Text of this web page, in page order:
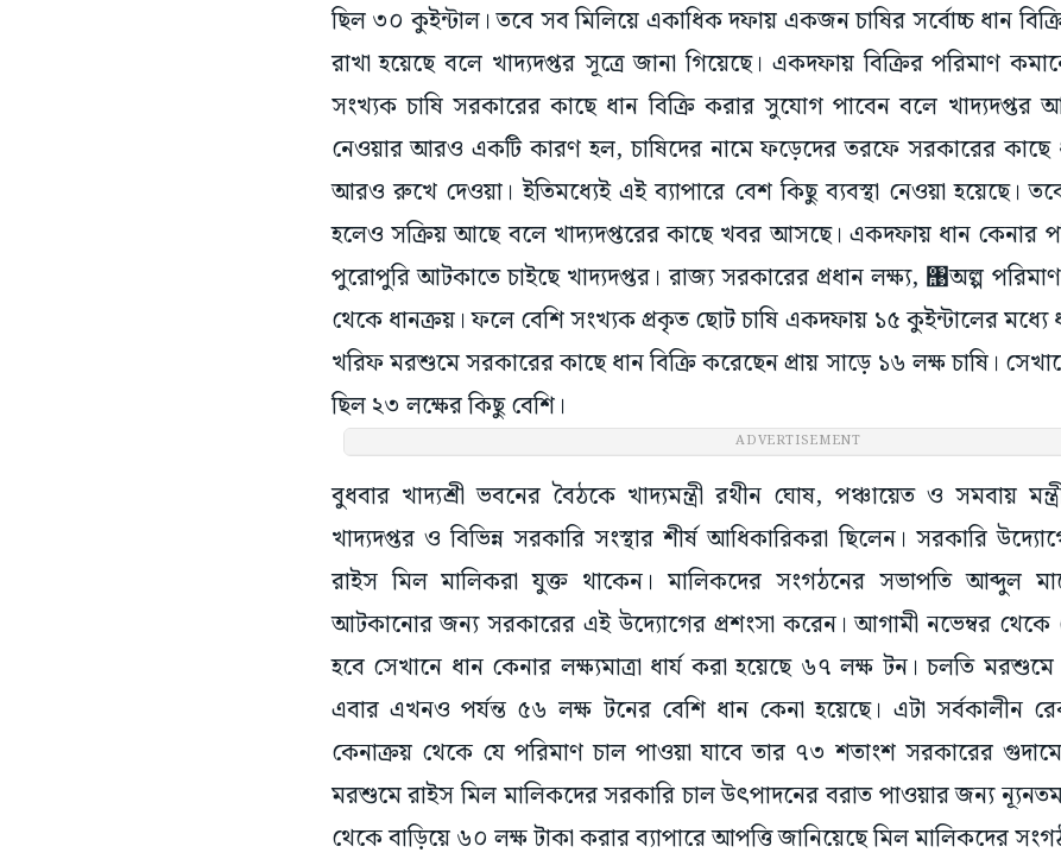
ছিল ৩০ কুইন্টাল। তবে সব মিলিয়ে একাধিক দফায় একজন চাষির সর্বোচ্চ ধান
রাখা হয়েছে বলে খাদ্যদপ্তর সূত্রে জানা গিয়েছে। একদফায় বিক্রির পরিমাণ
সংখ্যক চাষি সরকারের কাছে ধান বিক্রি করার সুযোগ পাবেন বলে খাদ্যদপ্তর
নেওয়ার আরও একটি কারণ হল, চাষিদের নামে ফড়েদের তরফে সরকারের কাছে
আরও রুখে দেওয়া। ইতিমধ্যেই এই ব্যাপারে বেশ কিছু ব্যবস্থা নেওয়া হয়েছে।
হলেও সক্রিয় আছে বলে খাদ্যদপ্তরের কাছে খবর আসছে। একদফায় ধান কেনার
পুরোপুরি আটকাতে চাইছে খাদ্যদপ্তর। রাজ্য সরকারের প্রধান লক্ষ্য‌, ঩অল্প
থেকে ধানক্রয়। ফলে বেশি সংখ্যক প্রকৃত ছোট চাষি একদফায় ১৫ কুইন্টালের
খরিফ মরশুমে সরকারের কাছে ধান বিক্রি করেছেন প্রায় সাড়ে ১৬ লক্ষ চাষি।
ছিল ২৩ লক্ষের কিছু বেশি।
ADVERTISEMENT
বুধবার খাদ্যশ্রী ভবনের বৈঠকে খাদ্যমন্ত্রী রথীন ঘোষ, পঞ্চায়েত ও সমবায়
খাদ্যদপ্তর ও বিভিন্ন সরকারি সংস্থার শীর্ষ আধিকারিকরা ছিলেন। সরকারি
রাইস মিল মালিকরা যুক্ত থাকেন। মালিকদের সংগঠনের সভাপতি আব্দুল
আটকানোর জন্য সরকারের এই উদ্যোগের প্রশংসা করেন। আগামী নভেম্বর
হবে সেখানে ধান কেনার লক্ষ্যমাত্রা ধার্য করা হয়েছে ৬৭ লক্ষ টন। চলতি
এবার এখনও পর্যন্ত ৫৬ লক্ষ টনের বেশি ধান কেনা হয়েছে। এটা সর্বকালীন
কেনাক্রয় থেকে যে পরিমাণ চাল পাওয়া যাবে তার ৭৩ শতাংশ সরকারের
মরশুমে রাইস মিল মালিকদের সরকারি চাল উৎপাদনের বরাত পাওয়ার জন্য ন্যূনতম
থেকে বাড়িয়ে ৬০ লক্ষ টাকা করার ব্যাপারে আপত্তি জানিয়েছে মিল মালিকদের